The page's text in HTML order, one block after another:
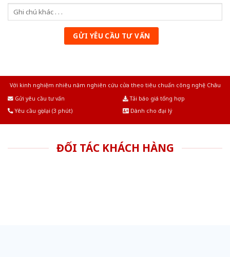
Với kinh nghiệm nhiêu năm nghiên cứu cửa theo tiêu chuẩn công nghệ Châu
Gửi yêu cầu tư vấn
Tải báo giá tổng hợp
Yêu cầu gọi lại (3 phút)
Dành cho đại lý
ĐỐI TÁC KHÁCH HÀNG